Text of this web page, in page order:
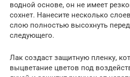
водной основе, он не имеет
сохнет. Нанесите несколько
слою полностью высохнуть
следующего.
Лак создаст защитную пленку,
выцветание цветов под